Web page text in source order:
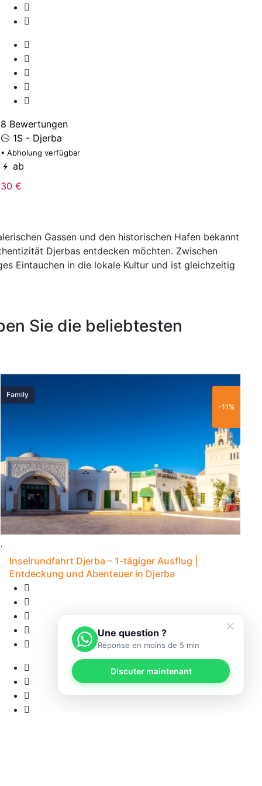
8 Bewertungen
1S - Djerba
• Abholung verfügbar
ab
30 €
Gassen und den historischen Hafen bekannt
Djerbas entdecken möchten. Zwischen
Eintauchen in die lokale Kultur und ist gleichzeitig
Sie die beliebtesten
Family
-11%
Inselrundfahrt Djerba – 1-tägiger Ausflug |
Entdeckung und Abenteuer in Djerba
✕
Une question ?
Réponse en moins de 5 min
Discuter maintenant